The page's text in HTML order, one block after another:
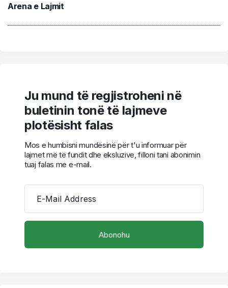
Arena e Lajmit
Ju mund të regjistroheni në
buletinin tonë të lajmeve
plotësisht falas
Mos e humbisni mundësinë për t'u informuar për
lajmet më të fundit dhe eksluzive, filloni tani abonimin
tuaj falas me e-mail.
E-Mail Address